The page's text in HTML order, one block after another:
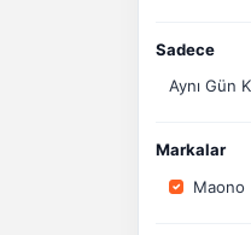
Sadece
Aynı Gün
Markalar
Maono